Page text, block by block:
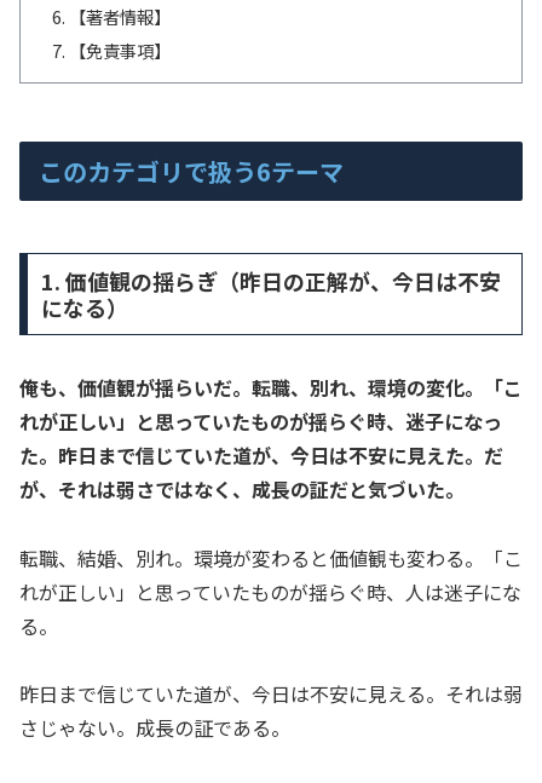
【著者情報】
【免責事項】
このカテゴリで扱う6テーマ
1. 価値観の揺らぎ（昨日の正解が、今日は不安
になる）
俺も、価値観が揺らいだ。転職、別れ、環境の変化。「こ
れが正しい」と思っていたものが揺らぐ時、迷子になっ
た。昨日まで信じていた道が、今日は不安に見えた。だ
が、それは弱さではなく、成長の証だと気づいた。
転職、結婚、別れ。環境が変わると価値観も変わる。「こ
れが正しい」と思っていたものが揺らぐ時、人は迷子にな
る。
昨日まで信じていた道が、今日は不安に見える。それは弱
さじゃない。成長の証である。